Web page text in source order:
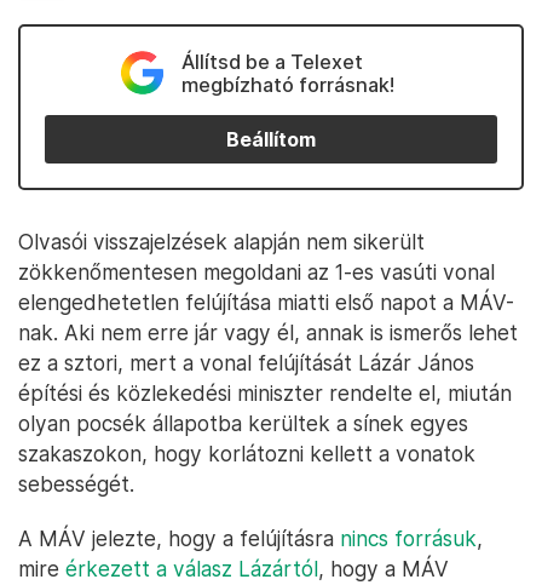
Állítsd be a Telexet
megbízható forrásnak!
Beállítom
Olvasói visszajelzések alapján nem sikerült
zökkenőmentesen megoldani az 1-es vasúti vonal
elengedhetetlen felújítása miatti első napot a MÁV-
nak. Aki nem erre jár vagy él, annak is ismerős lehet
ez a sztori, mert a vonal felújítását Lázár János
építési és közlekedési miniszter rendelte el, miután
olyan pocsék állapotba kerültek a sínek egyes
szakaszokon, hogy korlátozni kellett a vonatok
sebességét.
A MÁV jelezte, hogy a felújításra nincs forrásuk,
mire érkezett a válasz Lázártól, hogy a MÁV